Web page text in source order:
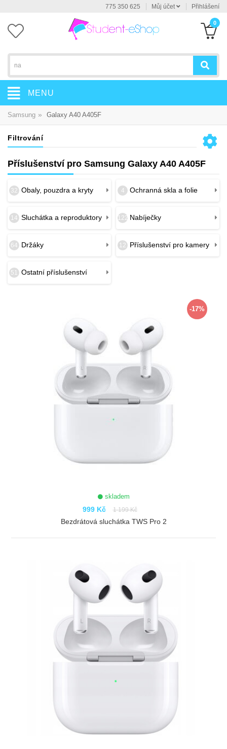
775 350 625 Můj účet Přihlášení
0
MENU
Samsung » Galaxy A40 A405F
Filtrování
Příslušenství pro Samsung Galaxy A40 A405F
32 Obaly, pouzdra a kryty 4 Ochranná skla a folie
14 Sluchátka a reproduktory 122 Nabíječky
64 Držáky 12 Příslušenství pro kamery
51 Ostatní příslušenství
-17%
skladem
999 Kč 1 199 Kč
Bezdrátová sluchátka TWS Pro 2